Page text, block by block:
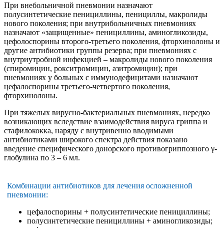
При внебольничной пневмонии назначают
полусинтетические пенициллины, пенициллы, макролиды
нового поколения; при внутрибольничных пневмониях
назначают «защищенные» пенициллины, аминогликозиды,
цефолоспорины второго-третьего поколения, фторхинолоны и
другие антибиотики группы резерва; при пневмониях с
внутриутробной инфекцией – макролиды нового поколения
(спиромицин, рокситромицин, азитромицин); при
пневмониях у больных с иммунодефицитами назначают
цефалоспорины третьего-четвертого поколения,
фторхинолоны.
При тяжелых вирусно-бактериальных пневмониях, нередко
возникающих вследствие взаимодействия вируса гриппа и
стафилококка, наряду с внутривенно вводимыми
антибиотиками широкого спектра действия показано
введение специфического донорского противогриппозного γ-
глобулина по 3 – 6 мл.
Комбинации антибиотиков для лечения осложненной
пневмонии:
цефалоспорины + полусинтетические пенициллины;
полусинтетические пенициллины + аминогликозиды;